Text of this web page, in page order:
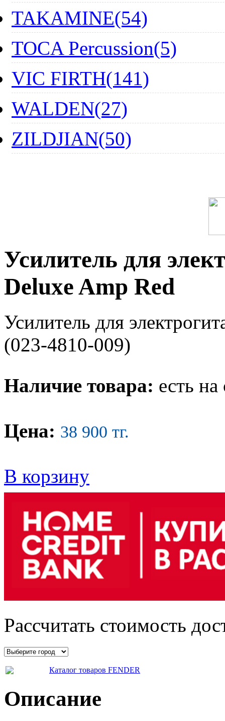
TAKAMINE(54)
TOCA Percussion(5)
VIC FIRTH(141)
WALDEN(27)
ZILDJIAN(50)
Усилитель для
Deluxe Amp Red
Усилитель для
(023-4810-009)
Наличие товара: есть на
Цена: 38 900 тг.
В корзину
Рассчитать стоимость
Каталог товаров FENDER
Описание